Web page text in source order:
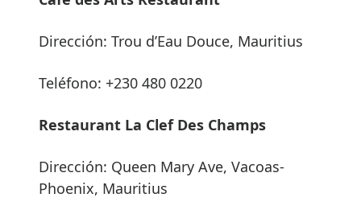
Dirección: Trou d’Eau Douce, Mauritius
Teléfono: +230 480 0220
Restaurant La Clef Des Champs
Dirección: Queen Mary Ave, Vacoas-
Phoenix, Mauritius